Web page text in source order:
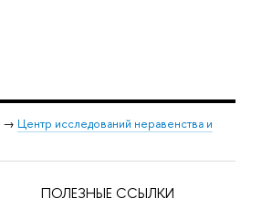
→ Центр исследований неравенства и
ПОЛЕЗНЫЕ ССЫЛКИ